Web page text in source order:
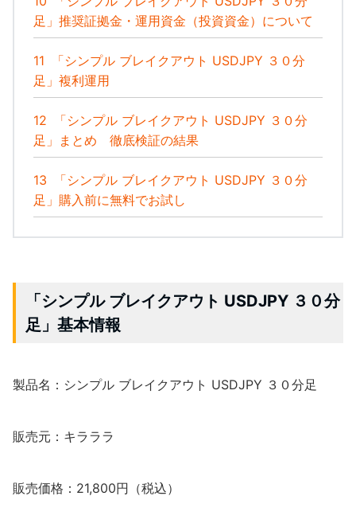
足」推奨証拠金・運用資金（投資資金）について
11
「シンプル ブレイクアウト USDJPY ３０分
足」複利運用
12
「シンプル ブレイクアウト USDJPY ３０分
足」まとめ 徹底検証の結果
13
「シンプル ブレイクアウト USDJPY ３０分
足」購入前に無料でお試し
「シンプル ブレイクアウト USDJPY ３０分
足」基本情報
製品名：シンプル ブレイクアウト USDJPY ３０分足
販売元：キラララ
販売価格：21,800円（税込）